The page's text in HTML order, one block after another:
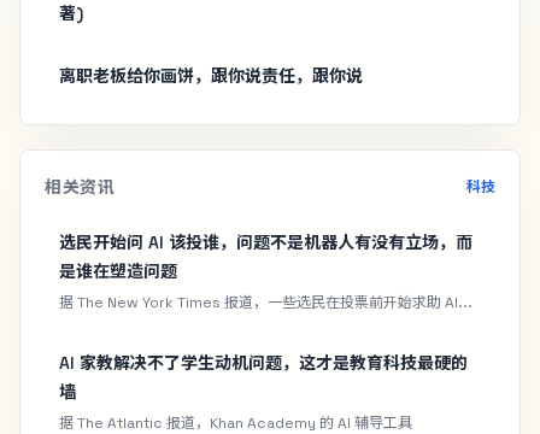
著)
离职老板给你画饼，跟你说责任，跟你说
相关资讯 科技
选民开始问 AI 该投谁，问题不是机器人有没有立场，而
是谁在塑造问题
据 The New York Times 报道，一些选民在投票前开始求助 AI...
AI 家教解决不了学生动机问题，这才是教育科技最硬的
墙
据 The Atlantic 报道，Khan Academy 的 AI 辅导工具